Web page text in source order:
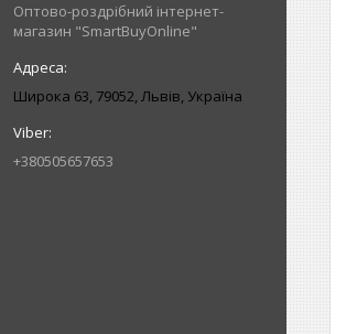
Оптово-роздрібний інтернет-
магазин "SmartBuyOnline"
Широка 63, 79052, Львів, Україна
+380505657653